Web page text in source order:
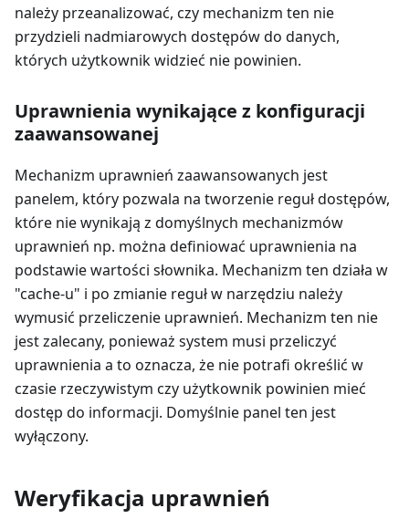
należy przeanalizować, czy mechanizm ten nie
przydzieli nadmiarowych dostępów do danych,
których użytkownik widzieć nie powinien.
Uprawnienia wynikające z konfiguracji
zaawansowanej
Mechanizm uprawnień zaawansowanych jest
panelem, który pozwala na tworzenie reguł dostępów,
które nie wynikają z domyślnych mechanizmów
uprawnień np. można definiować uprawnienia na
podstawie wartości słownika. Mechanizm ten działa w
"cache-u" i po zmianie reguł w narzędziu należy
wymusić przeliczenie uprawnień. Mechanizm ten nie
jest zalecany, ponieważ system musi przeliczyć
uprawnienia a to oznacza, że nie potrafi określić w
czasie rzeczywistym czy użytkownik powinien mieć
dostęp do informacji. Domyślnie panel ten jest
wyłączony.
Weryfikacja uprawnień